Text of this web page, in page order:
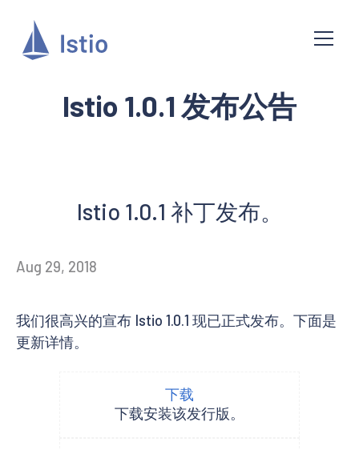
Istio 1.0.1 发布公告
Istio 1.0.1 补丁发布。
Aug 29, 2018
我们很高兴的宣布 Istio 1.0.1 现已正式发布。下面是
更新详情。
下载
下载安装该发行版。